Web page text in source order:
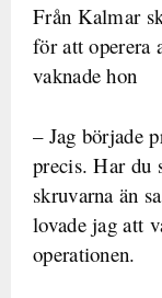
Från Kalmar
för att operera
vaknade hon
– Jag började
precis. Har du
skruvarna än
lovade jag att
operationen.